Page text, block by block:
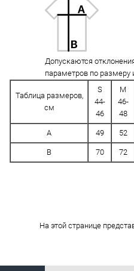
Допускаются
параметров по размеру
Таблица размеров,
см
S
44-
46
M
46-
48
A 49 52
B 70 72
На этой странице